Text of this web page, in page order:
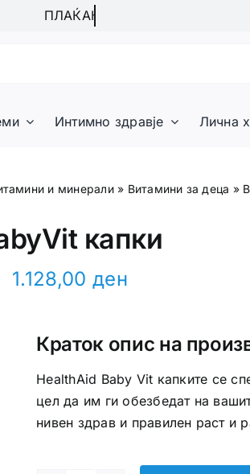
Интимно здравје Лична
и минерали» Витамини за деца »
капки
1.128,00ден
Краток опис на
HealthAid Baby Vit капките се
цел да им ги обезбедат на
нивен здрав и правилен раст и